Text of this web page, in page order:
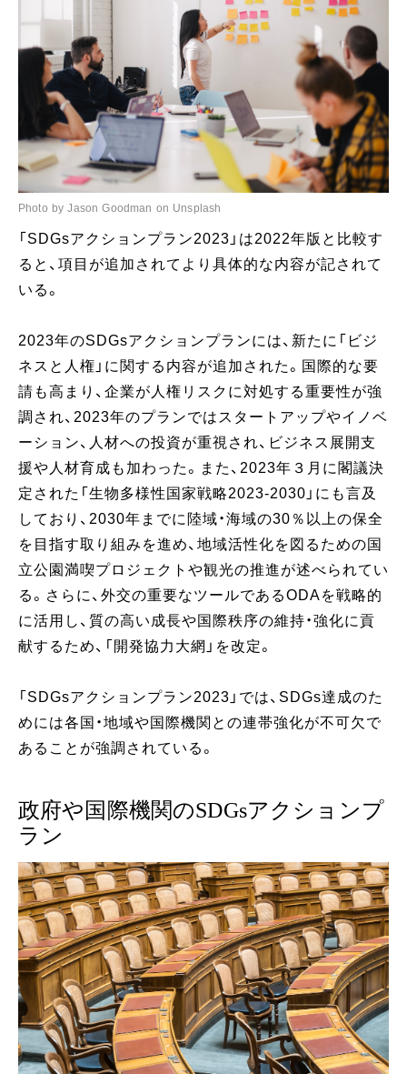
Photo by Jason Goodman on Unsplash
「SDGsアクションプラン2023」は2022年版と比較す
ると、項目が追加されてより具体的な内容が記されて
いる。
2023年のSDGsアクションプランには、新たに「ビジ
ネスと人権」に関する内容が追加された。国際的な要
請も高まり、企業が人権リスクに対処する重要性が強
調され、2023年のプランではスタートアップやイノベ
ーション、人材への投資が重視され、ビジネス展開支
援や人材育成も加わった。また、2023年３月に閣議決
定された「生物多様性国家戦略2023-2030」にも言及
しており、2030年までに陸域・海域の30％以上の保全
を目指す取り組みを進め、地域活性化を図るための国
立公園満喫プロジェクトや観光の推進が述べられてい
る。さらに、外交の重要なツールであるODAを戦略的
に活用し、質の高い成長や国際秩序の維持・強化に貢
献するため、「開発協力大網」を改定。
「SDGsアクションプラン2023」では、SDGs達成のた
めには各国・地域や国際機関との連帯強化が不可欠で
あることが強調されている。
政府や国際機関のSDGsアクションプ
ラン